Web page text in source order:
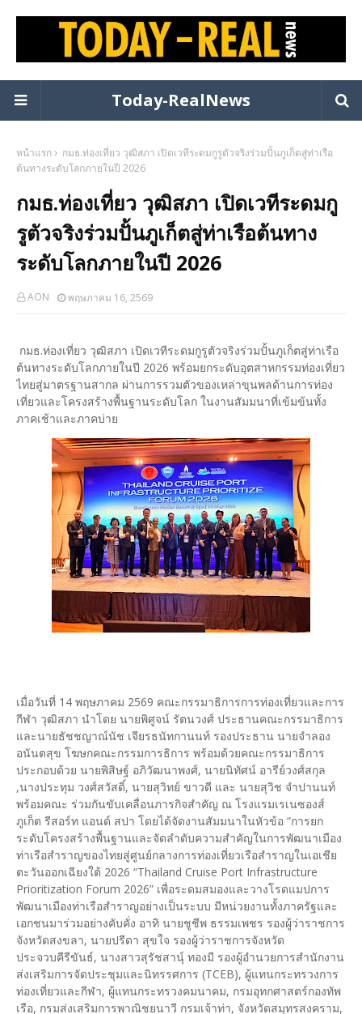
Today-RealNews
หน้าแรก
กมธ.ท่องเที่ยว วุฒิสภา เปิดเวทีระดมกูรูตัวจริงร่วมปั้นภูเก็ตสู่ท่าเรือ
ต้นทางระดับโลกภายในปี 2026
กมธ.ท่องเที่ยว วุฒิสภา เปิดเวทีระดมกู
รูตัวจริงร่วมปั้นภูเก็ตสู่ท่าเรือต้นทาง
ระดับโลกภายในปี 2026
AON พฤษภาคม 16, 2569
กมธ.ท่องเที่ยว วุฒิสภา เปิดเวทีระดมกูรูตัวจริงร่วมปั้นภูเก็ตสู่ท่าเรือ
ต้นทางระดับโลกภายในปี 2026 พร้อมยกระดับอุตสาหกรรมท่องเที่ยว
ไทยสู่มาตรฐานสากล ผ่านการรวมตัวของเหล่าขุนพลด้านการท่อง
เที่ยวและโครงสร้างพื้นฐานระดับโลก ในงานสัมมนาที่เข้มข้นทั้ง
ภาคเช้าและภาคบ่าย
เมื่อวันที่ 14 พฤษภาคม 2569 คณะกรรมาธิการการท่องเที่ยวและการ
กีฬา วุฒิสภา นำโดย นายพิศูจน์ รัตนวงศ์ ประธานคณะกรรมาธิการ
และนายธัชชญาณ์นัช เจียรธนัทกานนท์ รองประธาน นายจำลอง
อนันตสุข โฆษกคณะกรรมการธิการ พร้อมด้วยคณะกรรมาธิการ
ประกอบด้วย นายพิสิษฐ์ อภิวัฒนาพงศ์, นายนิทัศน์ อารีย์วงศ์สกุล
,นางประทุม วงศ์สวัสดิ์, นายสุวิทย์ ขาวดี และ นายสุวิช จำปานนท์
พร้อมคณะ ร่วมกันขับเคลื่อนภารกิจสำคัญ ณ โรงแรมเรเนซองส์
ภูเก็ต รีสอร์ท แอนด์ สปา โดยได้จัดงานสัมมนาในหัวข้อ “การยก
ระดับโครงสร้างพื้นฐานและจัดลำดับความสำคัญในการพัฒนาเมือง
ท่าเรือสำราญของไทยสู่ศูนย์กลางการท่องเที่ยวเรือสำราญในเอเชีย
ตะวันออกเฉียงใต้ 2026 “Thailand Cruise Port Infrastructure
Prioritization Forum 2026” เพื่อระดมสมองและวางโรดแมปการ
พัฒนาเมืองท่าเรือสำราญอย่างเป็นระบบ มีหน่วยงานทั้งภาครัฐและ
เอกชนมาร่วมอย่างคับคั่ง อาทิ นายชูชีพ ธรรมเพชร รองผู้ว่าราชการ
จังหวัดสงขลา, นายปรีดา สุขใจ รองผู้ว่าราชการจังหวัด
ประจวบคีรีขันธ์, นางสาวสุรัชสานุ์ ทองมี รองผู้อำนวยการสำนักงาน
ส่งเสริมการจัดประชุมและนิทรรศการ (TCEB), ผู้แทนกระทรวงการ
ท่องเที่ยวและกีฬา, ผู้แทนกระทรวงคมนาคม, กรมอุทกศาสตร์กองทัพ
เรือ, กรมส่งเสริมการพาณิชยนาวี กรมเจ้าท่า, จังหวัดสมุทรสงคราม,